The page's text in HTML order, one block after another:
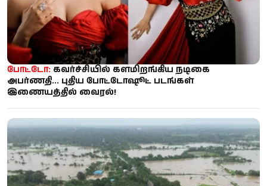
போட்டோ: கவர்ச்சியில் களமிறங்கிய நடிகை
அபர்ணதி... புதிய போட்டோஷூட் படங்கள்
இணையத்தில் வைரல்!